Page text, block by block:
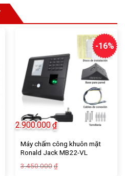
-16%
Máy chấm công khuôn mặt
Ronald Jack MB22-VL
3.450.000 ₫
2.900.000₫